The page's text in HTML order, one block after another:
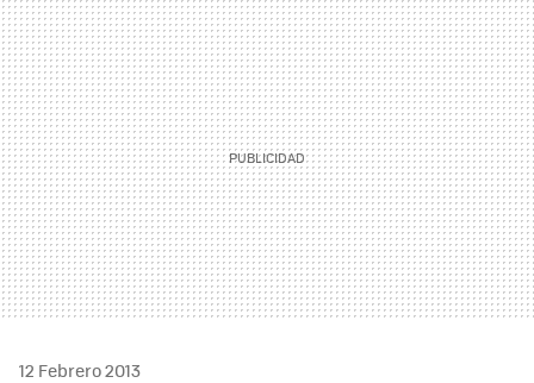
MAIL
12 Febrero 2013